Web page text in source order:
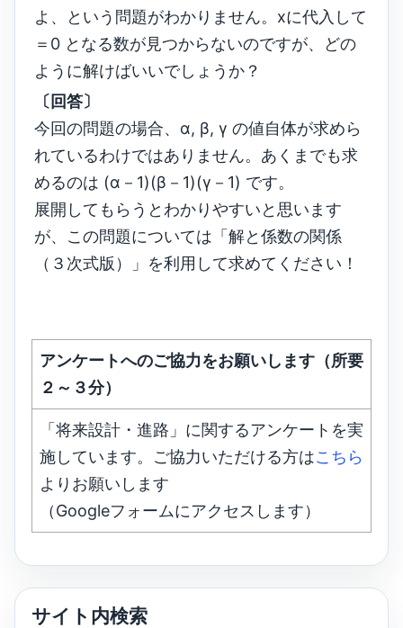
よ、という問題がわかりません。xに代入して
＝0 となる数が見つからないのですが、どの
ように解けばいいでしょうか？
〔回答〕
今回の問題の場合、α, β, γ の値自体が求めら
れているわけではありません。あくまでも求
めるのは (α－1)(β－1)(γ－1) です。
展開してもらうとわかりやすいと思います
が、この問題については「解と係数の関係
（３次式版）」を利用して求めてください！
アンケートへのご協力をお願いします（所要
２～３分）
「将来設計・進路」に関するアンケートを実
施しています。ご協力いただける方はこちら
よりお願いします
（Googleフォームにアクセスします）
サイト内検索